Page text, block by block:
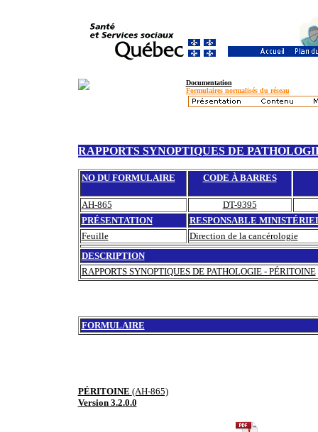
Documentation
Formulaires normalisés du réseau
RAPPORTS SYNOPTIQUES DE
NO DU FORMULAIRE CODE À BARRES
AH-865
DT-9395
PRÉSENTATION
RESPONSABLE
Feuille
Direction de la cancérologie
DESCRIPTION
RAPPORTS SYNOPTIQUES DE PATHOLOGIE - PÉRITOINE
FORMULAIRE
PÉRITOINE (AH-865)
Version 3.2.0.0